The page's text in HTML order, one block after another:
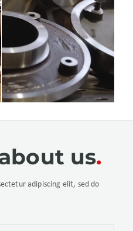
us
adipiscing elit, sed do